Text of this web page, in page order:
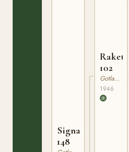
Signal
148
Raketen
102
Gotlandsruss
1946